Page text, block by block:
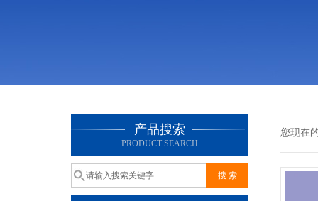
产品搜索
PRODUCT SEARCH
您现在